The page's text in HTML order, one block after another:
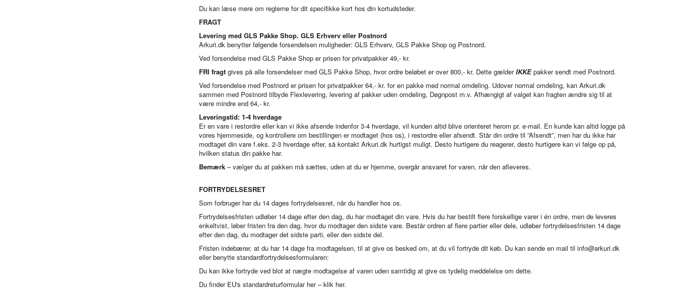
Du kan læse mere om reglerne for dit specifikke kort hos din kortudsteder.
FRAGT
Levering med GLS Pakke Shop. GLS Erhverv eller Postnord
Arkuri.dk benytter følgende forsendelsen muligheder: GLS Erhverv, GLS Pakke Shop og Postnord.
Ved forsendelse med GLS Pakke Shop er prisen for privatpakker 49,- kr.
FRI fragtgives på alle forsendelser med GLS Pakke Shop, hvor ordre beløbet er over 800,- kr. Dette gælderIKKEpakker sendt med Postnord.
Ved forsendelse med Postnord er prisen for privatpakker 64,- kr. for en pakke med normal omdeling. Udover normal omdeling, kan Arkuri.dk
sammen med Postnord tilbyde Flexlevering, levering af pakker uden omdeling, Døgnpost m.v. Afhængigt af valget kan fragten ændre sig til at
være mindre end 64,- kr.
Leveringstid: 1-4 hverdage
Er en vare i restordre eller kan vi ikke afsende indenfor 3-4 hverdage, vil kunden altid blive orienteret herom pr. e-mail. En kunde kan altid logge på
vores hjemmeside, og kontrollere om bestillingen er modtaget (hos os), i restordre eller afsendt. Står din ordre til ”Afsendt”, men har du ikke har
modtaget din vare f.eks. 2-3 hverdage efter, så kontakt Arkuri.dk hurtigst muligt. Desto hurtigere du reagerer, desto hurtigere kan vi følge op på,
hvilken status din pakke har.
Bemærk– vælger du at pakken må sættes, uden at du er hjemme, overgår ansvaret for varen, når den afleveres.
FORTRYDELSESRET
Som forbruger har du 14 dages fortrydelsesret, når du handler hos os.
Fortrydelsesfristen udløber 14 dage efter den dag, du har modtaget din vare. Hvis du har bestilt flere forskellige varer i én ordre, men de leveres
enkeltvist, løber fristen fra den dag, hvor du modtager den sidste vare. Består ordren af flere partier eller dele, udløber fortrydelsesfristen 14 dage
efter den dag, du modtager det sidste parti, eller den sidste del.
Fristen indebærer, at du har 14 dage fra modtagelsen, til at give os besked om, at du vil fortryde dit køb. Du kan sende en mail til info@arkuri.dk
eller benytte standardfortrydelsesformularen:
Du kan ikke fortryde ved blot at nægte modtagelse af varen uden samtidig at give os tydelig meddelelse om dette.
Du finder EU's standardreturformular her – klik her.